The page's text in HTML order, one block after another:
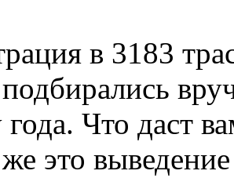
в 3183
года. Что даст
это